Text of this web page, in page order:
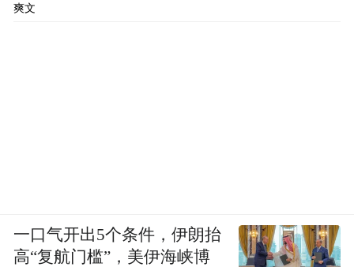
爽文
一口气开出5个条件，伊朗抬
高“复航门槛”，美伊海峡博